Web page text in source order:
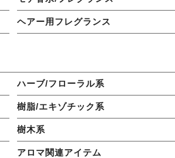
ヘアー用フレグランス
ハーブ/フローラル系
樹脂/エキゾチック系
樹木系
アロマ関連アイテム